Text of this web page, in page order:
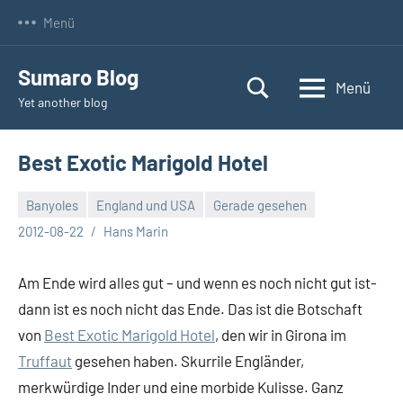
Menü
Sumaro Blog
Yet another blog
Menü
Best Exotic Marigold Hotel
Banyoles England und USA
Gerade gesehen
2012-08-22
Hans Marin
Keine
Am Ende wird alles gut – und wenn es noch nicht gut ist-
dann ist es noch nicht das Ende. Das ist die Botschaft
von Best Exotic Marigold Hotel, den wir in Girona im
Truffaut gesehen haben. Skurrile Engländer,
merkwürdige Inder und eine morbide Kulisse. Ganz